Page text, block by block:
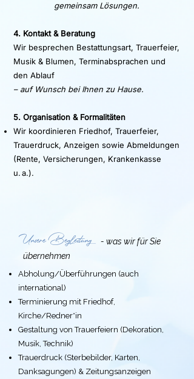
gemeinsam Lösungen.
4. Kontakt & Beratung
Wir besprechen Bestattungsart, Trauerfeier,
Musik & Blumen, Terminabsprachen und
den Ablauf
– auf Wunsch bei Ihnen zu Hause.
5. Organisation & Formalitäten
Wir koordinieren Friedhof, Trauerfeier,
Trauerdruck, Anzeigen sowie Abmeldungen
(Rente, Versicherungen, Krankenkasse
u. a.).
Unsere Begleitung - was wir für Sie
übernehmen
Abholung/Überführungen (auch
international)
Terminierung mit Friedhof,
Kirche/Redner*in
Gestaltung von Trauerfeiern (Dekoration,
Musik, Technik)
Trauerdruck (Sterbebilder, Karten,
Danksagungen) & Zeitungsanzeigen